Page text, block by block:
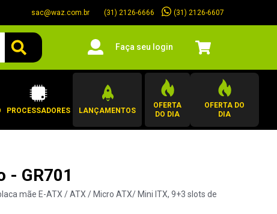
sac@waz.com.br (31) 2126-6666 (31) 2126-6607
Faça seu login
PROCESSADORES LANÇAMENTOS
OFERTA
DO DIA
OFERTA DO
DIA
- GR701
mãe E-ATX / ATX / Micro ATX/ Mini ITX, 9+3 slots de